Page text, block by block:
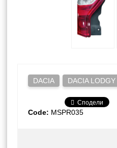
DACIA DACIA LODGY
Сподели
Code: MSPR035